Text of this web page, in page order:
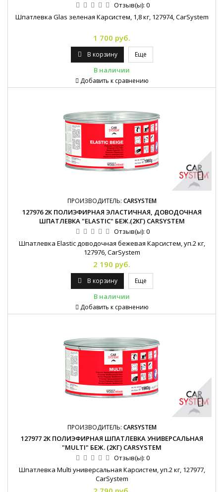
Отзыв(ы): 0
Шпатлевка Glas зеленая Карсистем, 1,8 кг, 127974, CarSystem
1 700 руб.
В корзину Еще
В наличии
Добавить к сравнению
ПРОИЗВОДИТЕЛЬ: CARSYSTEM
127976 2К ПОЛИЭФИРНАЯ ЭЛАСТИЧНАЯ, ДОВОДОЧНАЯ
ШПАТЛЕВКА "ELASTIC" БЕЖ.(2КГ) CARSYSTEM
Отзыв(ы): 0
Шпатлевка Elastic доводочная бежевая Карсистем, уп.2 кг,
127976, CarSystem
2 190 руб.
В корзину Еще
В наличии
Добавить к сравнению
ПРОИЗВОДИТЕЛЬ: CARSYSTEM
127977 2К ПОЛИЭФИРНАЯ ШПАТЛЕВКА УНИВЕРСАЛЬНАЯ
"MULTI" БЕЖ. (2КГ) CARSYSTEM
Отзыв(ы): 0
Шпатлевка Multi универсальная Карсистем, уп.2 кг, 127977,
CarSystem